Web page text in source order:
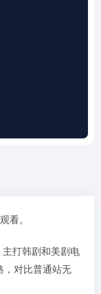
看。
打韩剧和美剧电
，对比普通站无